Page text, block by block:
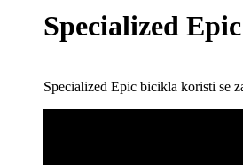
Specialized Epic
Specialized Epic bicikla koristi se